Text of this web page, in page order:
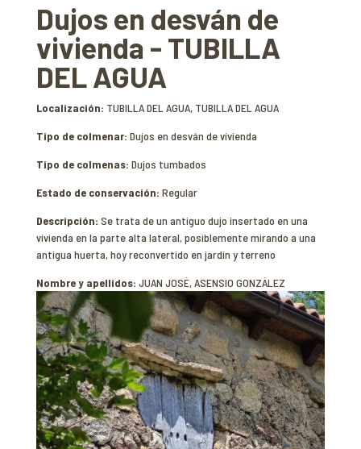
Dujos en desván de
vivienda - TUBILLA
DEL AGUA
Localización: TUBILLA DEL AGUA, TUBILLA DEL AGUA
Tipo de colmenar: Dujos en desván de vivienda
Tipo de colmenas: Dujos tumbados
Estado de conservación: Regular
Descripción: Se trata de un antiguo dujo insertado en una
vivienda en la parte alta lateral, posiblemente mirando a una
antigua huerta, hoy reconvertido en jardín y terreno
Nombre y apellidos: JUAN JOSÉ, ASENSIO GONZÁLEZ